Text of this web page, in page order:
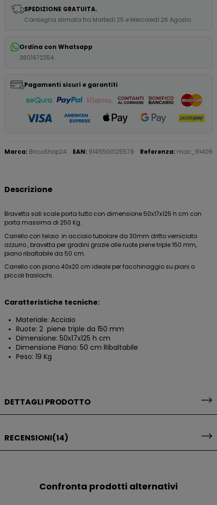
SPEDIZIONE GRATUITA.
Consegna stimata tra Martedì 25 e Mercoledì 26 Agosto
Ordina con Whatsapp
3801972354
Pagamenti sicuri e garantiti
Marca: BricoShop24 EAN: 9145500125578 Referenza: mac_61406
Descrizione
Bravetta sali scale porta tutto con dimensione 50x17x125 h cm con
porta massima di 250 Kg.
Carrello con telaio in acciaio tubolare da 30mm dritto verniciato
azzurro , bravetta per gradini grazie alle ruote piene triple 150 mm,
piano ribaltabile da 50 cm.
Carrello con piano 40x20 cm ideale per facchinaggio su piani o
piccoli traslochi.
Caratteristiche tecniche:
Materiale: Acciaio
Ruote: 2 piene triple da 150 mm
Dimensione: 50x17x125 h cm
Dimensione Piano: 50 cm Ribaltabile
Peso: 19 Kg
DETTAGLI PRODOTTO
RECENSIONI(14)
Confronta prodotti alternativi